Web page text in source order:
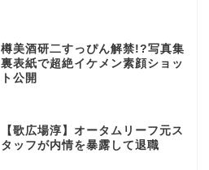
樽美酒研二すっぴん解禁!?写真集
裏表紙で超絶イケメン素顔ショッ
ト公開
【歌広場淳】オータムリーフ元ス
タッフが内情を暴露して退職